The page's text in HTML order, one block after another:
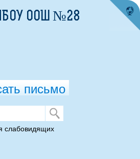
ООШ №28
письмо
слабовидящих